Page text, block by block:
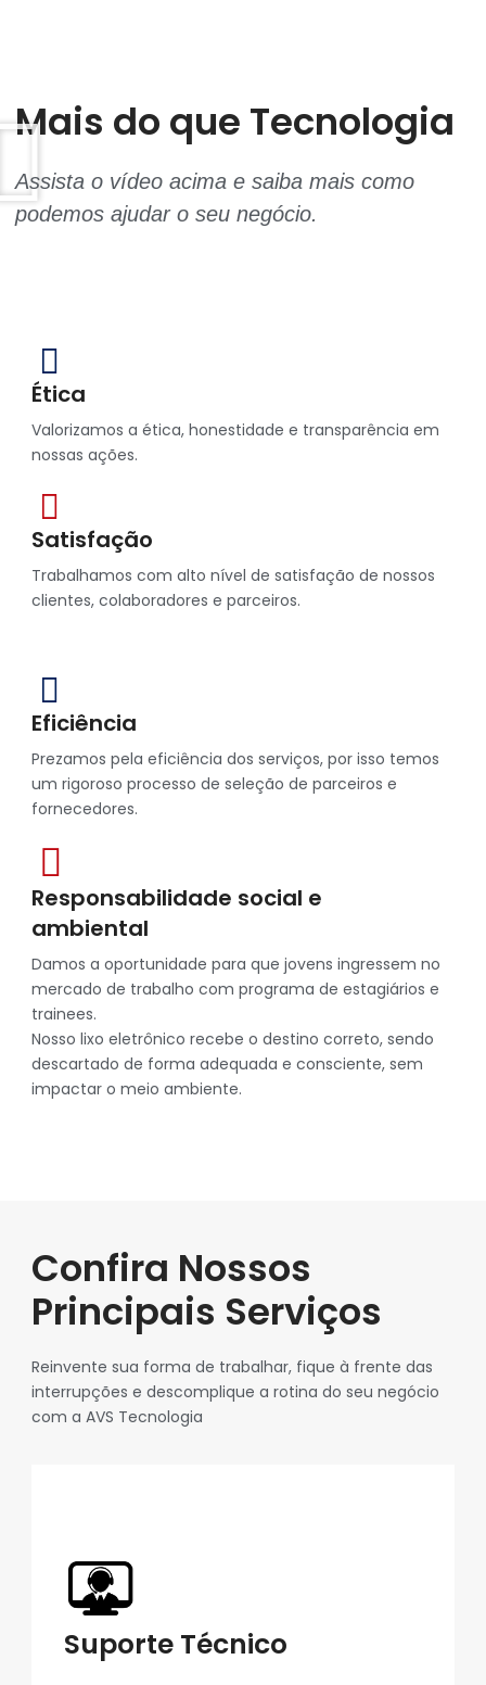
Mais do que Tecnologia
Assista o vídeo acima e saiba mais como
podemos ajudar o seu negócio.
Ética
Valorizamos a ética, honestidade e transparência em
nossas ações.
Satisfação
Trabalhamos com alto nível de satisfação de nossos
clientes, colaboradores e parceiros.
Eficiência
Prezamos pela eficiência dos serviços, por isso temos
um rigoroso processo de seleção de parceiros e
fornecedores.
Responsabilidade social e
ambiental
Damos a oportunidade para que jovens ingressem no
mercado de trabalho com programa de estagiários e
trainees.
Nosso lixo eletrônico recebe o destino correto, sendo
descartado de forma adequada e consciente, sem
impactar o meio ambiente.
Confira Nossos
Principais Serviços
Reinvente sua forma de trabalhar, fique à frente das
interrupções e descomplique a rotina do seu negócio
com a AVS Tecnologia
Suporte Técnico